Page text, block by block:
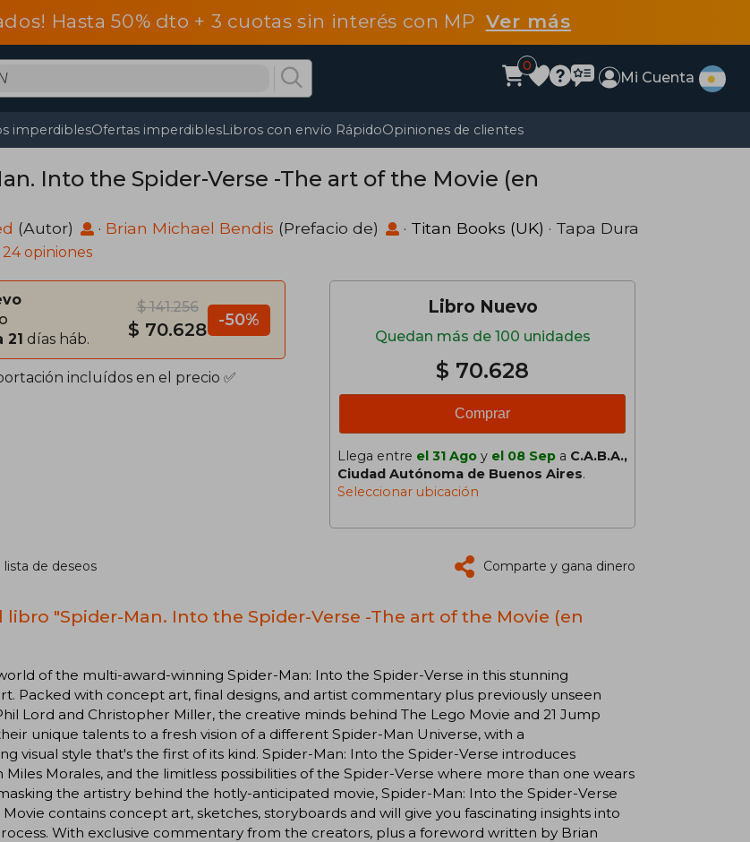
Hasta 50% dto + 3 cuotas sin interés con MP Ver más
0
Mi Cuenta
imperdiblesOfertas imperdiblesLibros con envío RápidoOpiniones de clientes
Into the Spider-Verse -The art of the Movie (en
(Autor) · Brian Michael Bendis (Prefacio de) · Titan Books (UK) · Tapa Dura
24 opiniones
21 días háb.
$ 141.256
$ 70.628 -50%
incluídos en el precio ✅
Libro Nuevo
Quedan más de 100 unidades
$ 70.628
Comprar
Llega entre el 31 Ago y el 08 Sep a C.A.B.A.,
Ciudad Autónoma de Buenos Aires.
Seleccionar ubicación
lista de deseos Comparte y gana dinero
libro "Spider-Man. Into the Spider-Verse -The art of the Movie (en
of the multi-award-winning Spider-Man: Into the Spider-Verse in this stunning
Packed with concept art, final designs, and artist commentary plus previously unseen
Lord and Christopher Miller, the creative minds behind The Lego Movie and 21 Jump
unique talents to a fresh vision of a different Spider-Man Universe, with a
visual style that's the first of its kind. Spider-Man: Into the Spider-Verse introduces
Morales, and the limitless possibilities of the Spider-Verse where more than one wears
the artistry behind the hotly-anticipated movie, Spider-Man: Into the Spider-Verse
contains concept art, sketches, storyboards and will give you fascinating insights into
With exclusive commentary from the creators, plus a foreword written by Brian